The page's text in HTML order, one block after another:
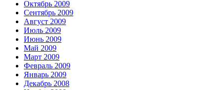
Октябрь 2009
Сентябрь 2009
Август 2009
Июль 2009
Июнь 2009
Май 2009
Март 2009
Февраль 2009
Январь 2009
Декабрь 2008